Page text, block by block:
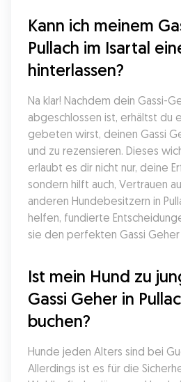
Kann ich meinem
Pullach im Isartal
hinterlassen?
Na klar! Nachdem dein Gassi-
abgeschlossen ist, erhältst du
gebeten wirst, deinen Gassi
und zu rezensieren. Dieses
erlaubt es dir nicht nur, deine
sondern hilft auch, Vertrauen
anderen Hundebesitzern in
helfen, fundierte
sie den perfekten Gassi Geher
Ist mein Hund zu
Gassi Geher in
buchen?
Hunde jeden Alters sind bei
Allerdings ist es für die